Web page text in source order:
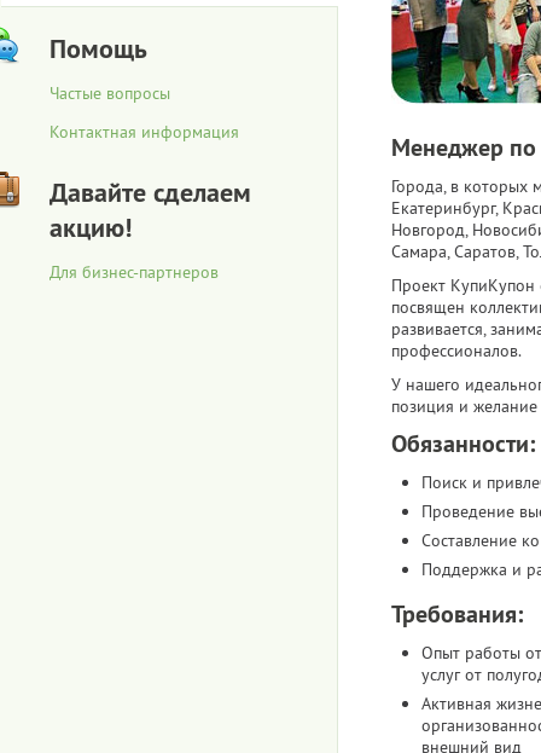
Помощь
Частые вопросы
Контактная информация
Давайте сделаем
акцию!
Для бизнес-партнеров
Менеджер
Города, в которых
Екатеринбург,
Новгород,
Самара, Саратов,
Проект
посвящен
развивается,
профессионалов.
У нашего
позиция и
Обязанности:
Поиск и
Проведение
Составление
Поддержка и
Требования:
Опыт работы
услуг от
Активная
внешний вид